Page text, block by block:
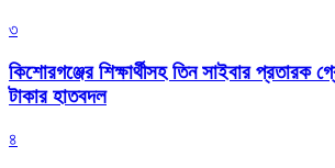
৩
কিশোরগঞ্জের শিক্ষার্থীসহ তিন সাইবার প্রতারক
টাকার হাতবদল
৪